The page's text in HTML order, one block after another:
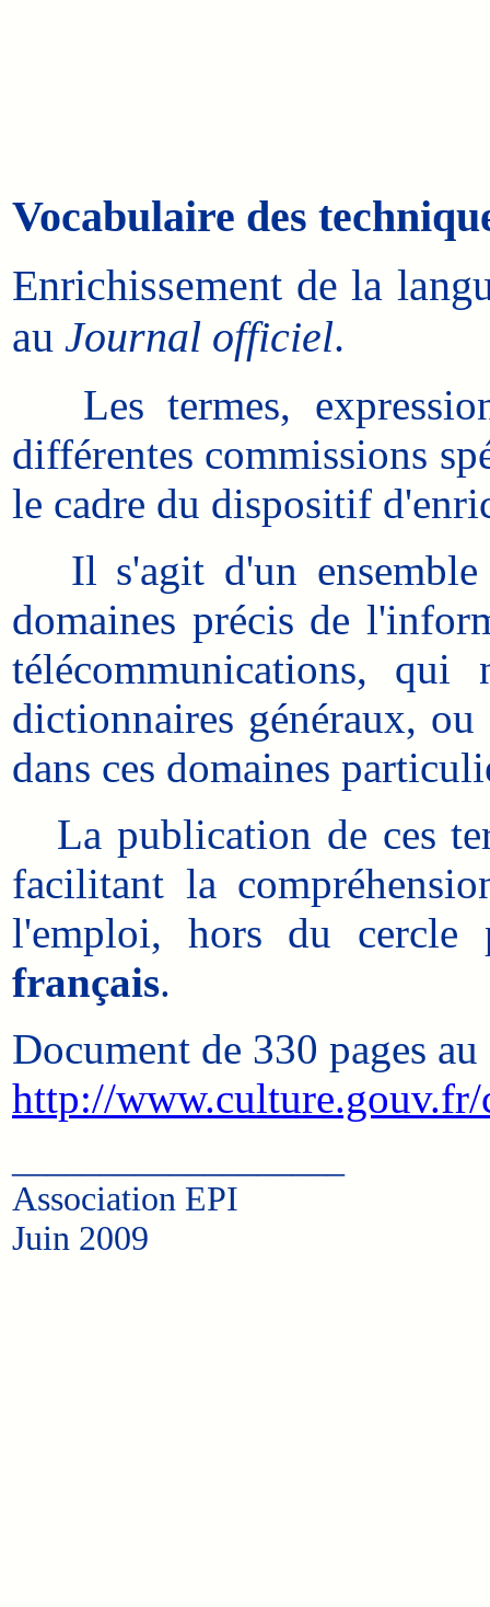
Vocabulaire des
Enrichissement de la
au Journal officiel.
Les termes,
différentes commissions
le cadre du dispositif
Il s'agit d'un ensemble
domaines précis de
télécommunications, qui
dictionnaires généraux,
dans ces domaines
La publication de ces
facilitant la
l'emploi, hors du cercle
français.
Document de 330 pages
http://
Association EPI
Juin 2009